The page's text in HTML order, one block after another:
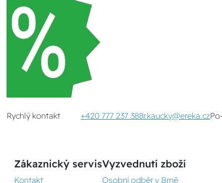
Rychlý kontakt +420 777 237 388r.kaucky@ereka.cz
Zákaznický servis
Kontakt
Vyzvednutí zboží
Osobní odběr v Brně